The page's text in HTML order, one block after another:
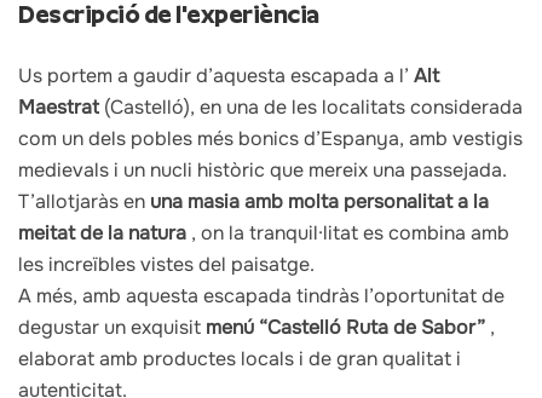
Descripció de l'experiència
Us portem a gaudir d’aquesta escapada a l’ Alt
Maestrat (Castelló), en una de les localitats considerada
com un dels pobles més bonics d’Espanya, amb vestigis
medievals i un nucli històric que mereix una passejada.
T’allotjaràs en una masia amb molta personalitat a la
meitat de la natura , on la tranquil·litat es combina amb
les increïbles vistes del paisatge.
A més, amb aquesta escapada tindràs l’oportunitat de
degustar un exquisit menú “Castelló Ruta de Sabor” ,
elaborat amb productes locals i de gran qualitat i
autenticitat.